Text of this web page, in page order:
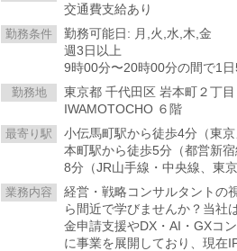
交通費支給あり
勤務条件
勤務可能日: 月,火,水,木,金
週3日以上
9時00分〜20時00分の間で1
勤務地
東京都 千代田区 岩本町２丁目
IWAMOTOCHO ６階
最寄り駅
小伝馬町駅から徒歩4分（東
本町駅から徒歩5分（都営新
8分（JR山手線・中央線、東
業務内容
経営・戦略コンサルタントの
ら間近で学びませんか？当社
金申請支援やDX・AI・GXコ
に事業を展開しており、現在